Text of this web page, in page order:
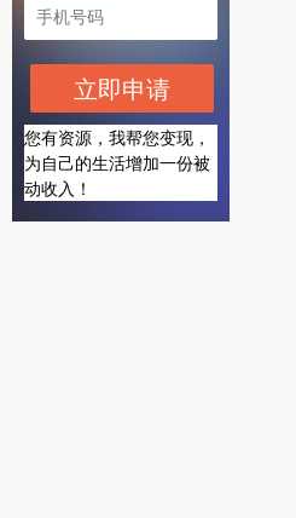
立即申请
您有资源，我帮您变现，
为自己的生活增加一份被
动收入！